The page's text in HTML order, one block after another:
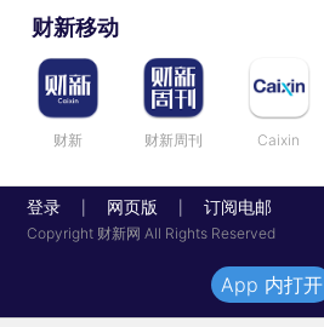
财新移动
财新 财新周刊 Caixin
登录 网页版 订阅电邮
Copyright 财新网 All Rights Reserved
App 内打开